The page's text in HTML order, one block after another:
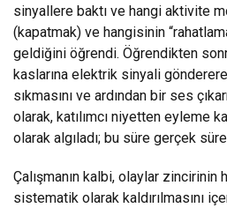
sinyallere baktı ve hangi aktivite
(kapatmak) ve hangisinin
geldiğini öğrendi. Öğrendikten
kaslarına elektrik sinyali
sıkmasını ve ardından bir ses
olarak, katılımcı niyetten eyleme
olarak algıladı; bu süre gerçek
Çalışmanın kalbi, olaylar zincirinin
sistematik olarak kaldırılmasını